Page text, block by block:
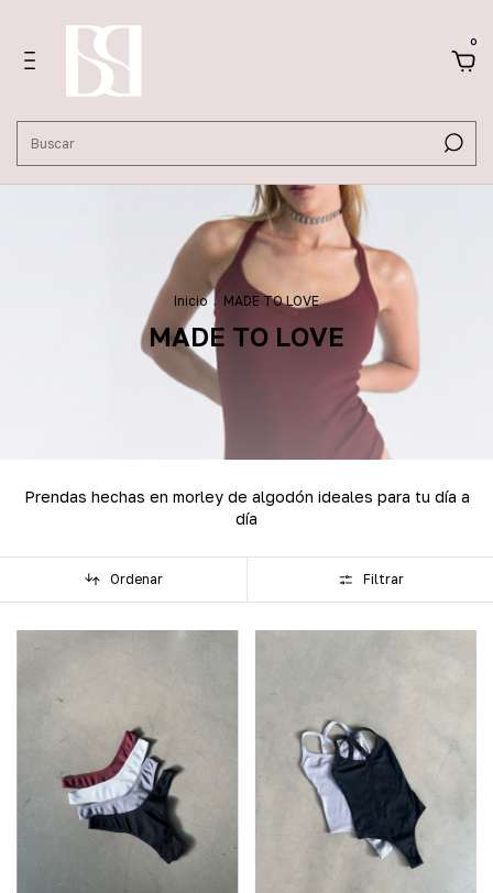
0
Inicio . MADE TO LOVE
MADE TO LOVE
Prendas hechas en morley de algodón ideales para tu día a
día
Ordenar Filtrar